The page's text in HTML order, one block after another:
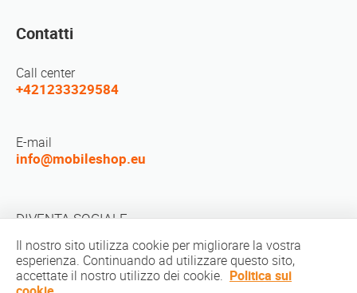
Contatti
Call center
+421233329584
E-mail
info@mobileshop.eu
DIVENTA SOCIALE
Il nostro sito utilizza cookie per migliorare la vostra
esperienza. Continuando ad utilizzare questo sito,
accettate il nostro utilizzo dei cookie. Politica sui